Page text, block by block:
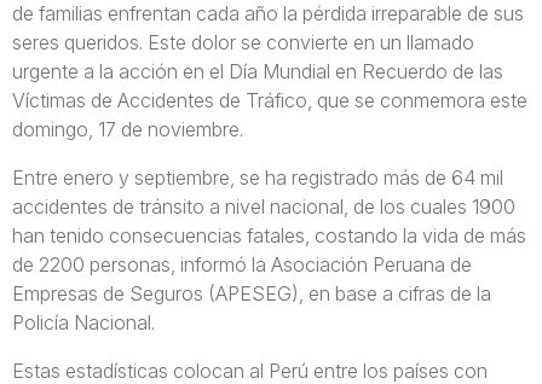
de familias enfrentan cada año la pérdida irreparable de sus
seres queridos. Este dolor se convierte en un llamado
urgente a la acción en el Día Mundial en Recuerdo de las
Víctimas de Accidentes de Tráfico, que se conmemora este
domingo, 17 de noviembre.
Entre enero y septiembre, se ha registrado más de 64 mil
accidentes de tránsito a nivel nacional, de los cuales 1900
han tenido consecuencias fatales, costando la vida de más
de 2200 personas, informó la Asociación Peruana de
Empresas de Seguros (APESEG), en base a cifras de la
Policía Nacional.
Estas estadísticas colocan al Perú entre los países con